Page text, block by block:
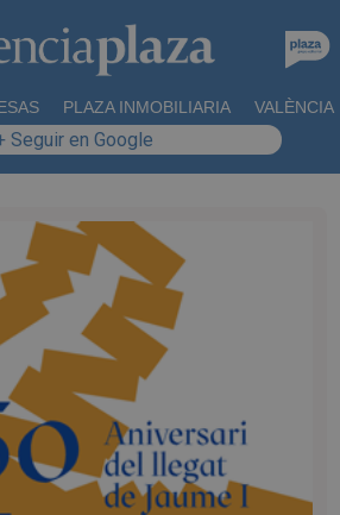
PLAZA INMOBILIARIA VALÈNCIA
Seguir en Google